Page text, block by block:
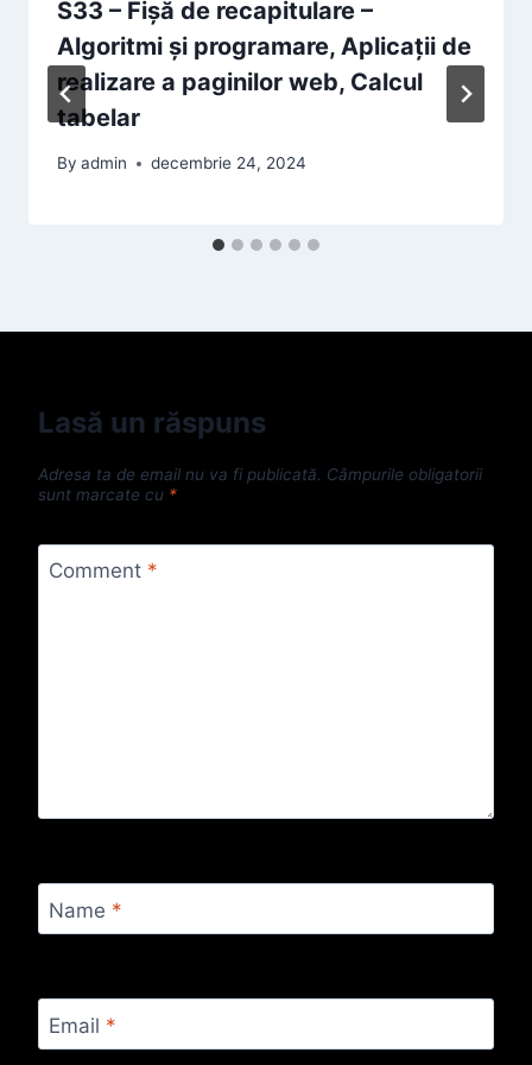
S33 – Fișă de recapitulare –
Algoritmi și programare, Aplicații de
realizare a paginilor web, Calcul
tabelar
By admin decembrie 24, 2024
Lasă un răspuns
Adresa ta de email nu va fi publicată. Câmpurile obligatorii
sunt marcate cu *
Comment *
Name *
Email *